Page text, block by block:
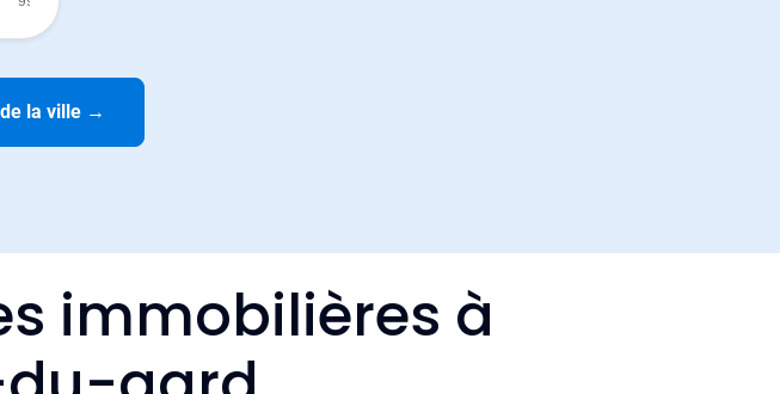
la ville →
immobilières à